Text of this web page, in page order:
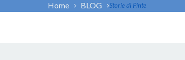
Home BLOG Storie di Pinte